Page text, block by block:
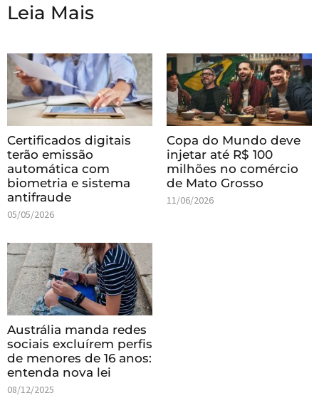
Leia Mais
Certificados digitais
terão emissão
automática com
biometria e sistema
antifraude
05/05/2026
Copa do Mundo deve
injetar até R$ 100
milhões no comércio
de Mato Grosso
11/06/2026
Austrália manda redes
sociais excluírem perfis
de menores de 16 anos:
entenda nova lei
08/12/2025